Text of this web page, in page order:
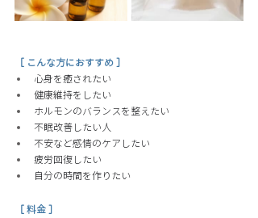
［ こんな方におすすめ ］
心身を癒されたい
健康維持をしたい
ホルモンのバランスを整えたい
不眠改善したい人
不安など感情のケアしたい
疲労回復したい
自分の時間を作りたい
［ 料金 ］